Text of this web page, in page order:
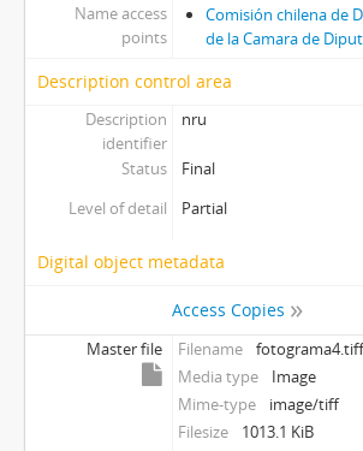
Name access
points
Comisión chilena de
de la Camara de
Description control area
Description
identifier
nru
Status
Final
Level of detail
Partial
Digital object metadata
Access Copies
Master file Filename
fotograma4.tiff
Media type
Image
Mime-type
image/tiff
Filesize
1013.1 KiB